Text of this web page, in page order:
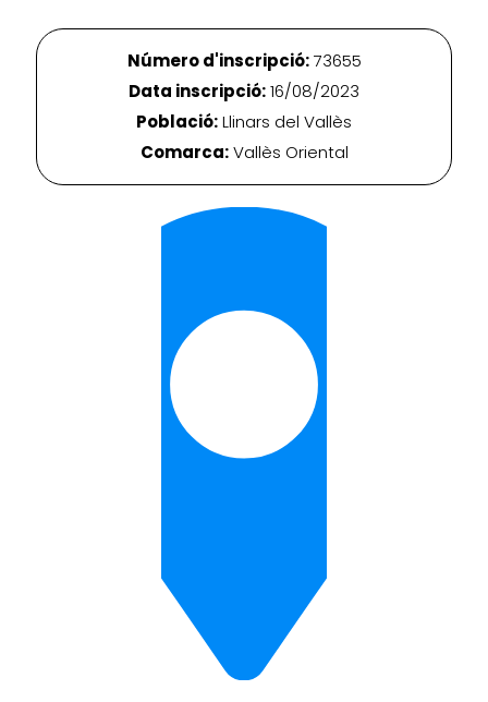
Número d'inscripció:73655
Data inscripció:16/08/2023
Població:Llinars del Vallès
Comarca:Vallès Oriental